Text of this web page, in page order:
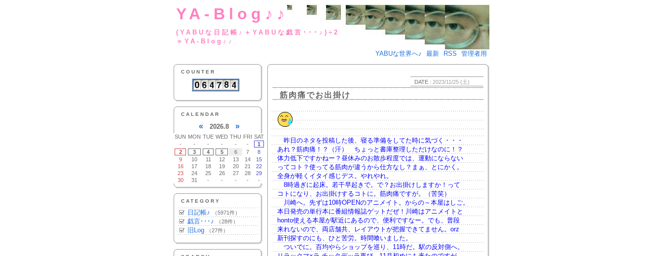
YA-Blog♪♪
(YABUな日記帳♪＋YABUな戯言･･･♪)÷2
＝YA-Blog♪♪
YABUな世界へ♪
最新 RSS 管理者用
COUNTER
CALENDAR
« 2026.8 »
SUN MON TUE WED THU FRI SAT
-
- - - - -
1
2
3 4 5 6 7
8
9
10 11 12 13 14
15
16
17 18 19 20 21
22
23
24 25 26 27 28
29
30
31 - - - - -
CATEGORY
日記帳♪ （5971件）
戯言･･･♪ （28件）
旧Log （27件）
DATE : 2023/11/25 (土)
筋肉痛でお出掛け
昨日のネタを投稿した後、寝る準備をしてた時に気づく・・・
あれ？筋肉痛！？（汗） ちょっと書庫整理しただけなのに！？
体力低下ですかねー？昼休みのお散歩程度では、運動にならない
ってコト？使ってる筋肉が違うから仕方なし？まぁ、とにかく。
全身が軽くイタイ感じデス。やれやれ。
8時過ぎに起床。若干早起きで。で？お出掛けしますか！って
コトになり、お出掛けするコトに。筋肉痛ですが。（苦笑）
川崎へ。先ずは10時OPENのアニメイト。からの～本屋はしご。
本日発売の単行本に番組情報誌ゲットだぜ！川崎はアニメイトと
honto使える本屋が駅近にあるので、便利ですなー。でも、普段
来れないので、両店舗共、レイアウトが把握できてません。orz
新刊探すのにも、ひと苦労。時間喰いました。
ついでに。百均やらショップを巡り、11時だ。駅の反対側へ。